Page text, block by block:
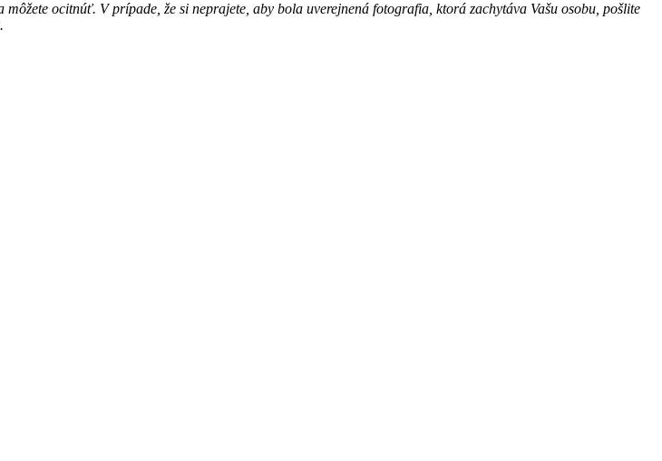
ocitnúť. V prípade, že si neprajete, aby bola uverejnená fotografia, ktorá zachytáva Vašu osobu, pošlite